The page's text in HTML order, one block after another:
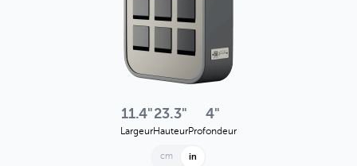
11.4"
Largeur
23.3"
Hauteur
4"
Profondeur
cm in